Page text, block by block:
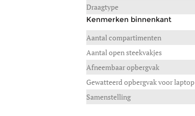
Draagtype
Kenmerken binnenkant
Aantal compartimenten
Aantal open steekvakjes
Afneembaar opbergvak
Gewatteerd opbergvak voor laptop
Samenstelling